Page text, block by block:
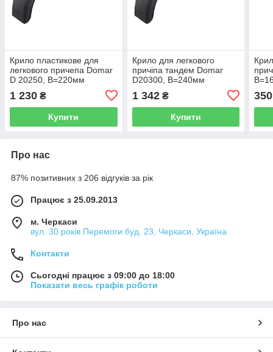
Крило пластикове для
легкового причепа Domar
D 20250, B=220мм
1 230 ₴
Купити
Крило для легкового
причіпа тандем Domar
D20300, B=240мм
1 342₴
Купити
350
Про нас
87% позитивних з 206 відгуків за рік
Працює з 25.09.2013
м. Черкаси
вул. 30 років Перемоги буд. 23, Черкаси, Україна
Контакти
Сьогодні працює з 09:00 до 18:00
Показати весь графік роботи
Про нас